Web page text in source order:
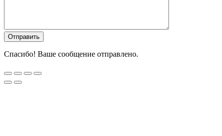
Спасибо! Ваше сообщение отправлено.